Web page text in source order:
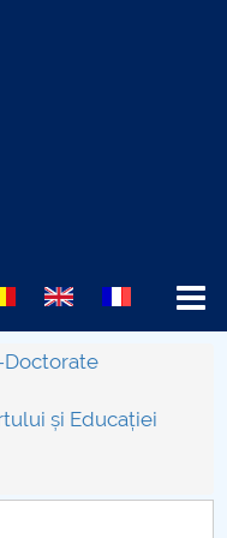
Doctorate
și Educației